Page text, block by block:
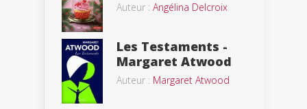
Auteur : Angélina Delcroix
Les Testaments -
Margaret Atwood
Auteur : Margaret Atwood